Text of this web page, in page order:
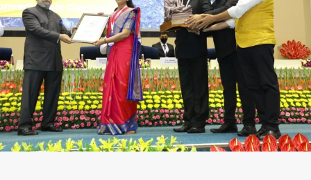
h
o
r
e
स्व
च्छ
,
रि
त